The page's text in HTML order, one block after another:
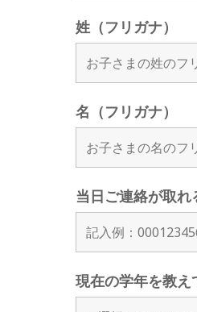
姓（フリガナ）
名（フリガナ）
当日ご連絡が取れ
現在の学年を教え